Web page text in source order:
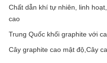
Chất dẫn khí tự nhiên, linh
cao
Trung Quốc khối graphite với
Cây graphite cao mật độ,Cây